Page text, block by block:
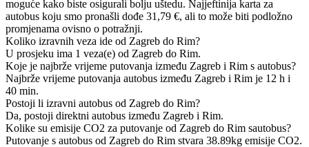
moguće kako biste osigurali bolju uštedu. Najjeftinija karta za
autobus koju smo pronašli dođe 31,79 €, ali to može biti podložno
promjenama ovisno o potražnji.
Koliko izravnih veza ide od Zagreb do Rim?
U prosjeku ima 1 veza(e) od Zagreb do Rim.
Koje je najbrže vrijeme putovanja između Zagreb i Rim s autobus?
Najbrže vrijeme putovanja autobus između Zagreb i Rim je 12 h i
40 min.
Postoji li izravni autobus od Zagreb do Rim?
Da, postoji direktni autobus između Zagreb i Rim.
Kolike su emisije CO2 za putovanje od Zagreb do Rim sautobus?
Putovanje s autobus od Zagreb do Rim stvara 38.89kg emisije CO2.